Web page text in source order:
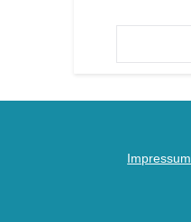
Impressum